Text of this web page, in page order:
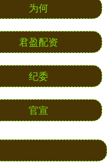
为何
君盈配资
纪委
官宣